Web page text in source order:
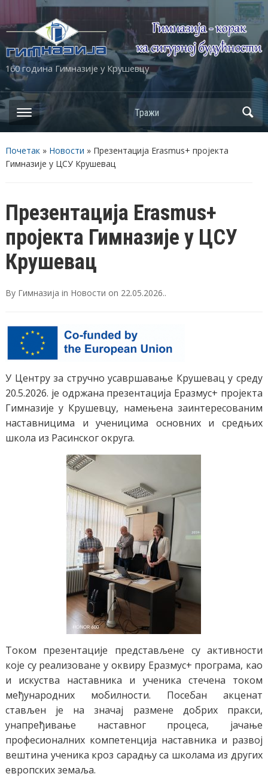
160 година Гимназије у Крушевцу
Почетак» Новости » Презентација Erasmus+ пројекта
Гимназије у ЦСУ Крушевац
Презентација Erasmus+
пројекта Гимназије у ЦСУ
Крушевац
By Гимназија in Новости on 22.05.2026..
У Центру за стручно усавршавање Крушевац у среду
20.5.2026. је одржана презентација Еразмус+ пројекта
Гимназије у Крушевцу, намењена заинтересованим
наставницима и ученицима основних и средњих
школа из Расинског округа.
Током презентације представљене су активности
које су реализоване у оквиру Еразмус+ програма, као
и искуства наставника и ученика стечена током
међународних мобилности. Посебан акценат
стављен је на значај размене добрих пракси,
унапређивање наставног процеса, јачање
професионалних компетенција наставника и развој
вештина ученика кроз сарадњу са школама из других
европских земаља.